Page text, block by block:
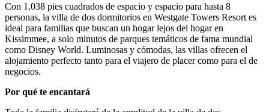
Con 1,038 pies cuadrados de espacio y espacio para hasta 8
personas, la villa de dos dormitorios en Westgate Towers Resort es
ideal para familias que buscan un hogar lejos del hogar en
Kissimmee, a solo minutos de parques temáticos de fama mundial
como Disney World. Luminosas y cómodas, las villas ofrecen el
alojamiento perfecto tanto para el viajero de placer como para el de
negocios.
Por qué te encantará